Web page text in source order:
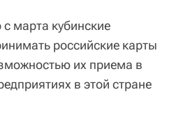
марта кубинские
российские карты
их приема в
в этой стране